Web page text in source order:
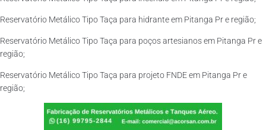
Reservatório Metálico Tipo Taça para hidrante em Pitanga Pr e região;
Reservatório Metálico Tipo Taça para poços artesianos em Pitanga Pr e
região;
Reservatório Metálico Tipo Taça para projeto FNDE em Pitanga Pr e
região;